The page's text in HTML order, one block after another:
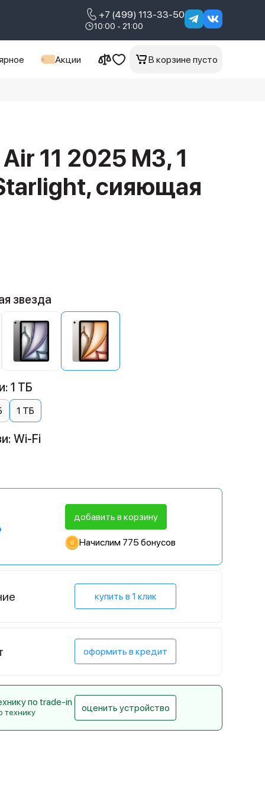
+7 (499) 113-33-50
10:00 - 21:00
Акции В корзине пусто
11 2025 M3, 1
сияющая
звезда
1 ТБ
1 ТБ
Wi-Fi
добавить в корзину
Начислим 775 бонусов
купить в 1 клик
оформить в кредит
по trade-in
технику оценить устройство